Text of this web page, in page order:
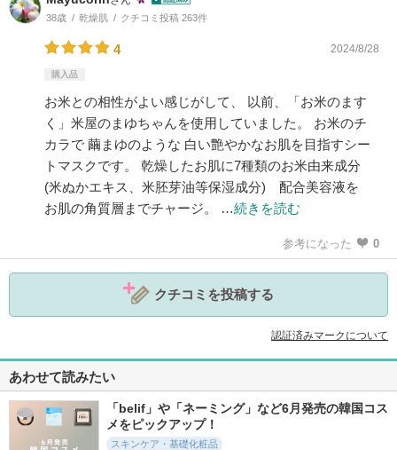
38歳 乾燥肌 クチコミ投稿 263件
4 2024/8/28
購入品
お米との相性がよい感じがして、 以前、「お米のます
く」米屋のまゆちゃんを使用していました。 お米のチ
カラで 繭まゆのような 白い艶やかなお肌を目指すシー
トマスクです。 乾燥したお肌に7種類のお米由来成分
(米ぬかエキス、米胚芽油等保湿成分) 配合美容液を
お肌の角質層までチャージ。 …続きを読む
参考になった 0
クチコミを投稿する
認証済みマークについて
あわせて読みたい
「belif」や「ネーミング」など6月発売の韓国コス
メをピックアップ！
スキンケア・基礎化粧品